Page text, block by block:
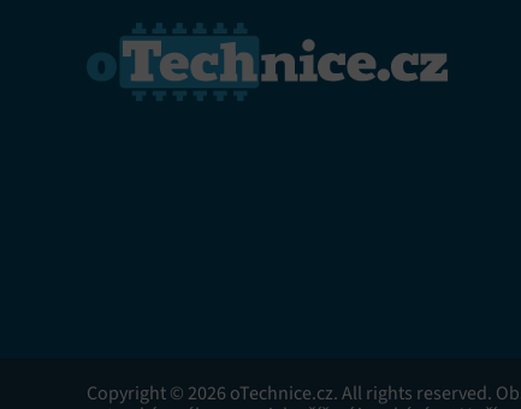
Copyright © 2026 oTechnice.cz. All rights reserved.